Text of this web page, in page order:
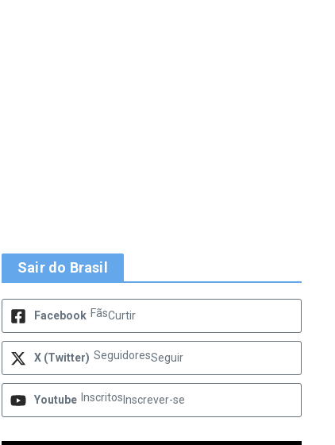
Sair do Brasil
Facebook FãsCurtir
X (Twitter) SeguidoresSeguir
Youtube Inscritos Inscrever-se